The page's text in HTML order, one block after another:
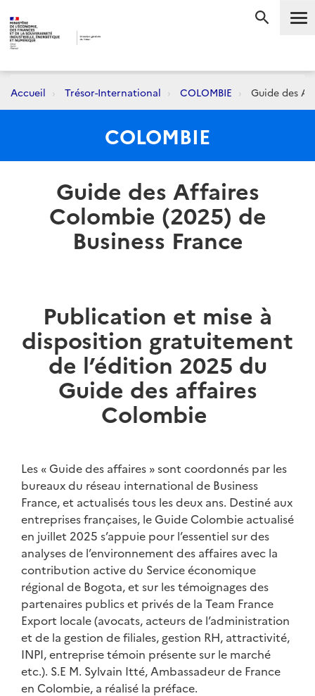
Accueil Trésor-International COLOMBIE Guide des
COLOMBIE
Guide des Affaires
Colombie (2025) de
Business France
Publication et mise à
disposition gratuitement
de l’édition 2025 du
Guide des affaires
Colombie
Les « Guide des affaires » sont coordonnés par les
bureaux du réseau international de Business
France, et actualisés tous les deux ans. Destiné aux
entreprises françaises, le Guide Colombie actualisé
en juillet 2025 s’appuie pour l’essentiel sur des
analyses de l’environnement des affaires avec la
contribution active du Service économique
régional de Bogota, et sur les témoignages des
partenaires publics et privés de la Team France
Export locale (avocats, acteurs de l’administration
et de la gestion de filiales, gestion RH, attractivité,
INPI, entreprise témoin présente sur le marché
etc.). S.E M. Sylvain Itté, Ambassadeur de France
en Colombie, a réalisé la préface.